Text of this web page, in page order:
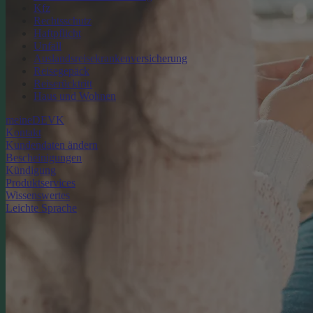
Kfz
Rechtsschutz
Haftpflicht
Unfall
Auslandsreisekrankenversicherung
Reisegepäck
Reiserücktritt
Haus und Wohnen
meineDEVK
Kontakt
Kundendaten ändern
Bescheinigungen
Kündigung
Produktservices
Wissenswertes
Leichte Sprache